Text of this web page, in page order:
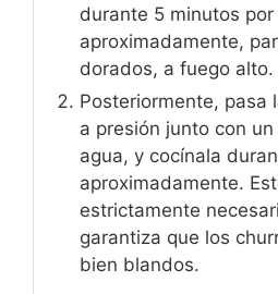
durante 5 minutos
aproximadamente,
dorados, a fuego alto.
Posteriormente, pasa
a presión junto con
agua, y cocínala
aproximadamente.
estrictamente
garantiza que los
bien blandos.